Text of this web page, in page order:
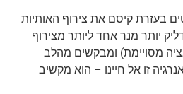
בעזרת קיסם את צירוף האותיות
יותר מנר אחד ליותר מצירוף
מסויימת) ומבקשים מהלב
זו אל חיינו – הוא מקשיב